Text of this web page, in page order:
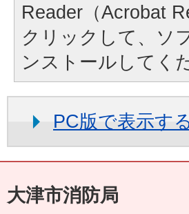
Reader（Acrobat
クリックして、ソ
ンストールしてく
PC版で表示す
大津市消防局